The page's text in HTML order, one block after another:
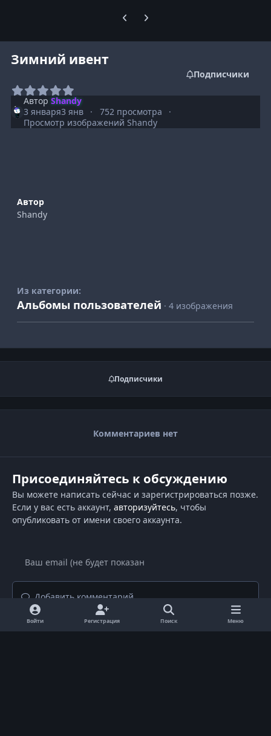
Предыдущий слайд карусели
Следующий слайд карусели
Зимний ивент
Подписчики
АвторShandy
3 января3 янв
752 просмотра
Просмотр изображений Shandy
Автор
Shandy
Из категории:
Альбомы пользователей · 4 изображения
Подписчики
Комментариев нет
Присоединяйтесь к обсуждению
Вы можете написать сейчас и зарегистрироваться позже.
Если у вас есть аккаунт, авторизуйтесь, чтобы
опубликовать от имени своего аккаунта.
Добавить комментарий...
Войти Регистрация Поиск Меню